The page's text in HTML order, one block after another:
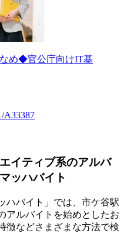
め◆官公庁向けIT基
A33387
イティブ系のアルバ
ッハバイト
ハバイト」では、市ケ谷駅
アルバイトを始めとしたお
徴などさまざまな方法で検